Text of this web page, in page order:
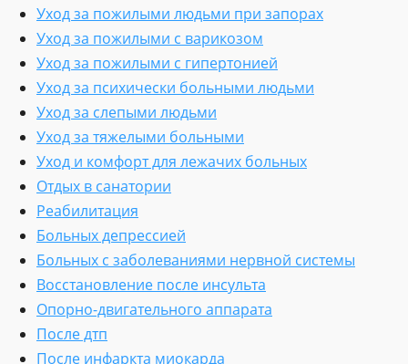
Уход за пожилыми людьми при запорах
Уход за пожилыми с варикозом
Уход за пожилыми с гипертонией
Уход за психически больными людьми
Уход за слепыми людьми
Уход за тяжелыми больными
Уход и комфорт для лежачих больных
Отдых в санатории
Реабилитация
Больных депрессией
Больных с заболеваниями нервной системы
Восстановление после инсульта
Опорно-двигательного аппарата
После дтп
После инфаркта миокарда